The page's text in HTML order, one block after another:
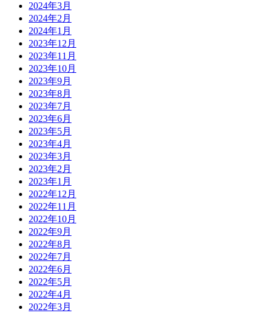
2024年3月
2024年2月
2024年1月
2023年12月
2023年11月
2023年10月
2023年9月
2023年8月
2023年7月
2023年6月
2023年5月
2023年4月
2023年3月
2023年2月
2023年1月
2022年12月
2022年11月
2022年10月
2022年9月
2022年8月
2022年7月
2022年6月
2022年5月
2022年4月
2022年3月